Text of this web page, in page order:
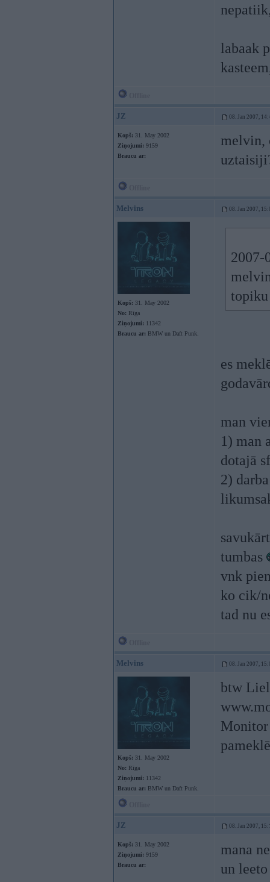
labaak
JZ 08. Jan 2007,
Kopš: 31. May 2002
Ziņojumi: 9159
Braucu ar:
melvin,
Melvins 08. Jan 2007,
Kopš: 31. May 2002
No: Rīga
Ziņojumi: 11342
Braucu ar: BMW un Daft Punk.
2007-
es
man
1) man
dotajā
2)
tumbas
vnk
ko cik/
tad nu
Melvins 08. Jan 2007,
Kopš: 31. May 2002
No: Rīga
Ziņojumi: 11342
Braucu ar: BMW un Daft Punk.
btw
JZ 08. Jan 2007,
Kopš: 31. May 2002
Ziņojumi: 9159
Braucu ar:
mana
un